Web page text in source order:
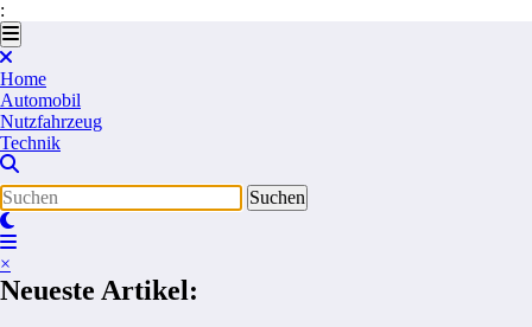
:
Zum
Inhalt
springen
Home
Automobil
Nutzfahrzeug
Technik
×
Neueste Artikel: